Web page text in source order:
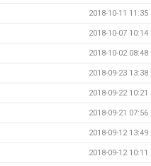
2018-10-11 11:35
2018-10-07 10:14
2018-10-02 08:48
2018-09-23 13:38
2018-09-22 10:21
2018-09-21 07:56
2018-09-12 13:49
2018-09-12 10:11